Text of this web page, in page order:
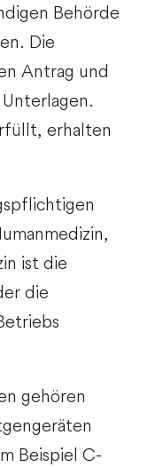
Behörde
Die
Antrag und
erhalten
ist die
die
gehören
Beispiel C-